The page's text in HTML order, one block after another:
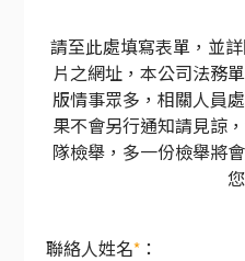
請至此處填寫表單，並
片之網址，本公司法務
版情事眾多，相關人員
果不會另行通知請見諒
隊檢舉，多一份檢舉將
您
聯絡人姓名* ：